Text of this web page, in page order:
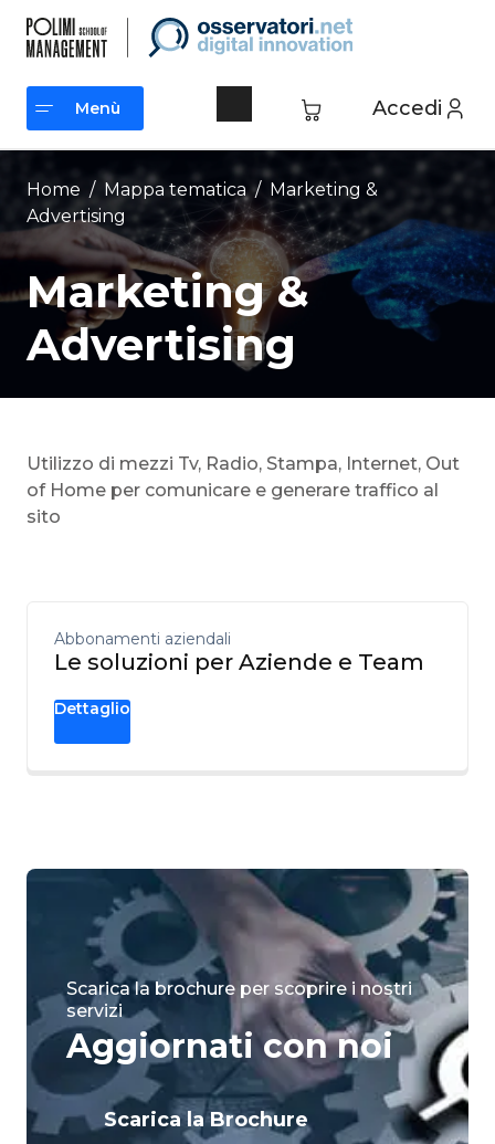
contenuto
Accedi
Menù
Menù
Home / Mappa tematica / Marketing &
Advertising
Marketing &
Advertising
Utilizzo di mezzi Tv, Radio, Stampa, Internet, Out
of Home per comunicare e generare traffico al
sito
Abbonamenti aziendali
Le soluzioni per Aziende e Team
Dettaglio
Scarica la brochure per scoprire i nostri
servizi
Aggiornati con noi
Scarica la Brochure